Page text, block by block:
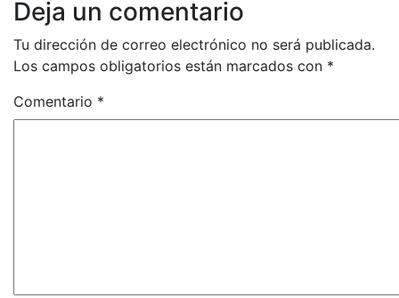
Deja un comentario
Tu dirección de correo electrónico no será publicada.
Los campos obligatorios están marcados con *
Comentario *